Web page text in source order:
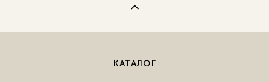
КАТАЛОГ